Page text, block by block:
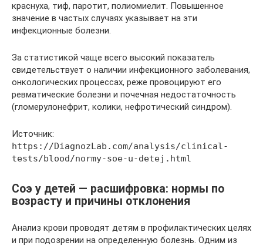
краснуха, тиф, паротит, полиомиелит. Повышенное
значение в частых случаях указывает на эти
инфекционные болезни.
За статистикой чаще всего высокий показатель
свидетельствует о наличии инфекционного заболевания,
онкологических процессах, реже провоцируют его
ревматические болезни и почечная недостаточность
(гломерулонефрит, колики, нефротический синдром).
Источник:
https://DiagnozLab.com/analysis/clinical-
tests/blood/normy-soe-u-detej.html
Соэ у детей — расшифровка: нормы по
возрасту и причины отклонения
Анализ крови проводят детям в профилактических целях
и при подозрении на определенную болезнь. Одним из